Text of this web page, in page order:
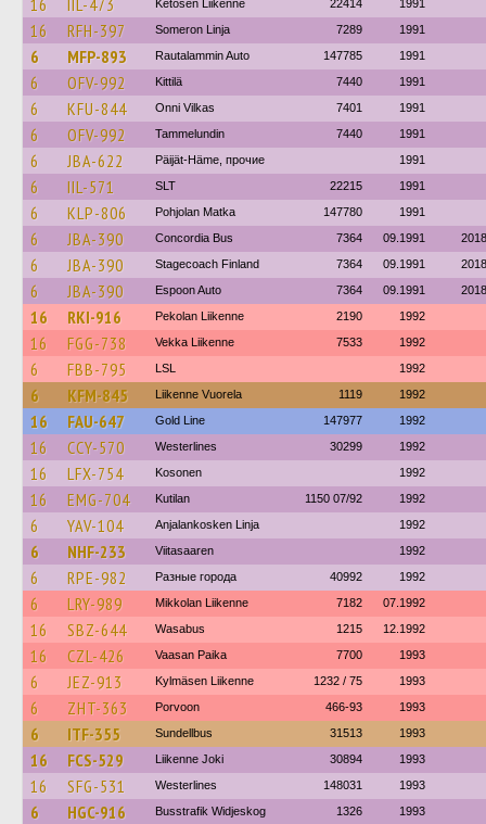
16 IIL-473 Ketosen Liikenne 22414 1991
16 RFH-397 Someron Linja 7289 1991
6 MFP-893 Rautalammin Auto 147785 1991
6 OFV-992 Kittilä 7440 1991
6 KFU-844 Onni Vilkas 7401 1991
6 OFV-992 Tammelundin 7440 1991
6 JBA-622 Päijät-Häme, прочие 1991
6 IIL-571 SLT 22215 1991
6 KLP-806 Pohjolan Matka 147780 1991
6 JBA-390 Concordia Bus 7364 09.1991 2018
6 JBA-390 Stagecoach Finland 7364 09.1991 2018
6 JBA-390 Espoon Auto 7364 09.1991 2018
16 RKI-916 Pekolan Liikenne 2190 1992
16 FGG-738 Vekka Liikenne 7533 1992
6 FBB-795 LSL 1992
6 KFM-845 Liikenne Vuorela 1119 1992
16 FAU-647 Gold Line 147977 1992
16 CCY-570 Westerlines 30299 1992
16 LFX-754 Kosonen 1992
16 EMG-704 Kutilan 1150 07/92 1992
6 YAV-104 Anjalankosken Linja 1992
6 NHF-233 Viitasaaren 1992
6 RPE-982 Разные города 40992 1992
6 LRY-989 Mikkolan Liikenne 7182 07.1992
16 SBZ-644 Wasabus 1215 12.1992
16 CZL-426 Vaasan Paika 7700 1993
6 JEZ-913 Kylmäsen Liikenne 1232 / 75 1993
6 ZHT-363 Porvoon 466-93 1993
6 ITF-355 Sundellbus 31513 1993
16 FCS-529 Liikenne Joki 30894 1993
16 SFG-531 Westerlines 148031 1993
6 HGC-916 Busstrafik Widjeskog 1326 1993